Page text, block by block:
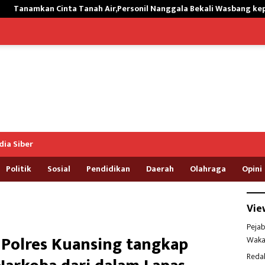
Air,Personil Nanggala Bekali Wasbang kepada Siswa SD Tunas
Siber
Politik Sosial Pendidikan Daerah Olahraga Opini
Kuansing tangkap